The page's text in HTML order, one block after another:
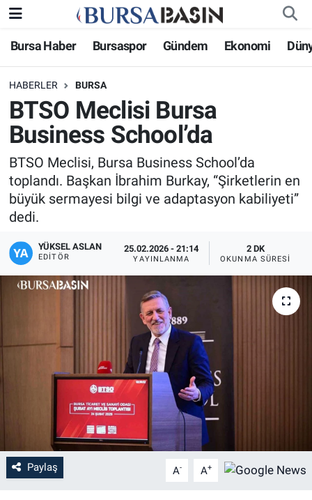
Bursa Haber Bursaspor Gündem Ekonomi
HABERLER BURSA
BTSO Meclisi Bursa
Business School’da
BTSO Meclisi, Bursa Business School’da
toplandı. Başkan İbrahim Burkay, “Şirketlerin en
büyük sermayesi bilgi ve adaptasyon kabiliyeti”
dedi.
YÜKSEL ASLAN
EDITÖR
25.02.2026 - 21:14
YAYINLANMA
2 DK
OKUNMA SÜRESI
Paylaş A- A+
Bursa Haber
Genel
Politika
Bilim, Teknoloji
KÜLTÜR-SANAT
Eğitim
Ekonomi
Dünya
Teknoloji
Bursa Nöbetçi Eczaneler
Bursa Hava Durumu
Bursa Namaz Vakitleri
Bursa Trafik Yoğunluk Haritası
Süper Lig Puan Durumu ve Fikstür